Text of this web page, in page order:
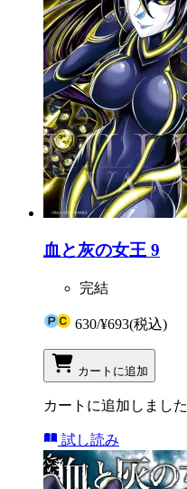
血と灰の女王 9
完結
630/¥693(税込)
カートに追加
カートに追加しました
試し読み